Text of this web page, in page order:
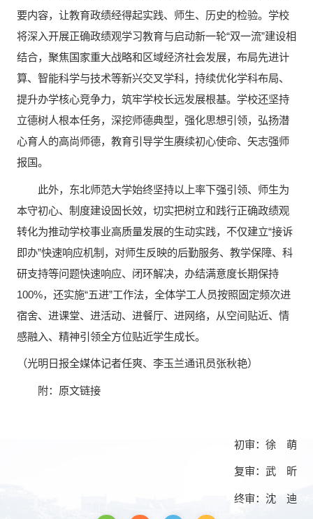
要内容，让教育政绩经得起实践、师生、历史的检验。学校
将深入开展正确政绩观学习教育与启动新一轮“双一流”建设相
结合，聚焦国家重大战略和区域经济社会发展，布局先进计
算、智能科学与技术等新兴交叉学科，持续优化学科布局、
提升办学核心竞争力，筑牢学校长远发展根基。学校还坚持
立德树人根本任务，深挖师德典型，强化思想引领，弘扬潜
心育人的高尚师德，教育引导学生赓续初心使命、矢志强师
报国。
此外，东北师范大学始终坚持以上率下强引领、师生为
本守初心、制度建设固长效，切实把树立和践行正确政绩观
转化为推动学校事业高质量发展的生动实践，不仅建立“接诉
即办”快速响应机制，对师生反映的后勤服务、教学保障、科
研支持等问题快速响应、闭环解决，办结满意度长期保持
100%，还实施“五进”工作法，全体学工人员按照固定频次进
宿舍、进课堂、进活动、进餐厅、进网络，从空间贴近、情
感融入、精神引领全方位贴近学生成长。
（光明日报全媒体记者任爽、李玉兰通讯员张秋艳）
附： 原文链接
初审：徐 萌
复审：武 昕
终审：沈 迪